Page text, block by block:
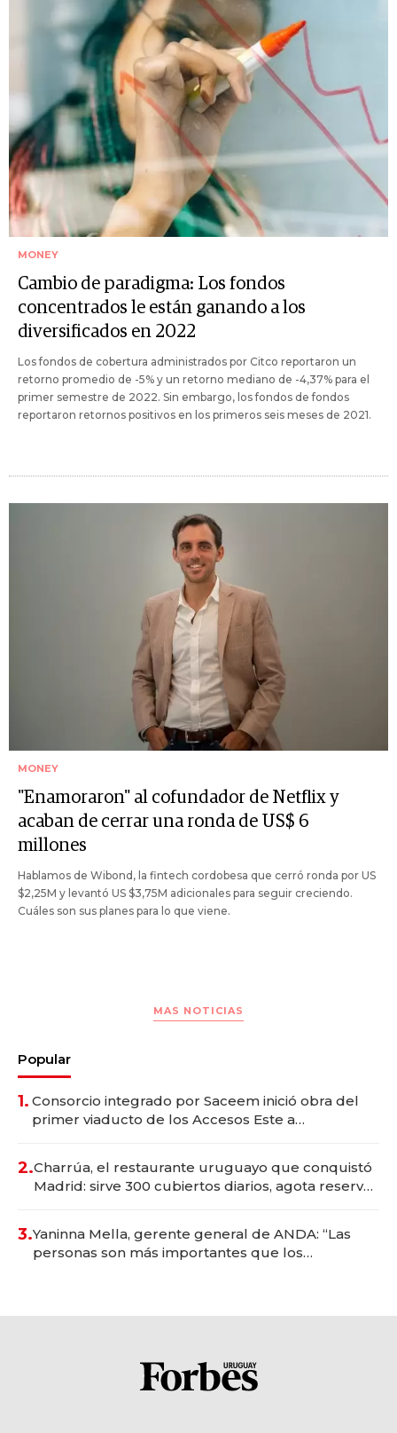
MONEY
Cambio de paradigma: Los fondos
concentrados le están ganando a los
diversificados en 2022
Los fondos de cobertura administrados por Citco reportaron un
retorno promedio de -5% y un retorno mediano de -4,37% para el
primer semestre de 2022. Sin embargo, los fondos de fondos
reportaron retornos positivos en los primeros seis meses de 2021.
MONEY
"Enamoraron" al cofundador de Netflix y
acaban de cerrar una ronda de US$ 6
millones
Hablamos de Wibond, la fintech cordobesa que cerró ronda por US
$2,25M y levantó US $3,75M adicionales para seguir creciendo.
Cuáles son sus planes para lo que viene.
MAS NOTICIAS
Popular
1. Consorcio integrado por Saceem inició obra del
primer viaducto de los Accesos Este a
2.Charrúa, el restaurante uruguayo que conquistó
Madrid: sirve 300 cubiertos diarios, agota reservas
3.Yaninna Mella, gerente general de ANDA: “Las
personas son más importantes que los